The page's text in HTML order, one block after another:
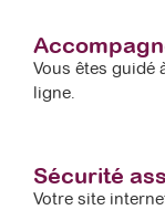
Vous êtes guidé
ligne.
Sécurité
Votre site